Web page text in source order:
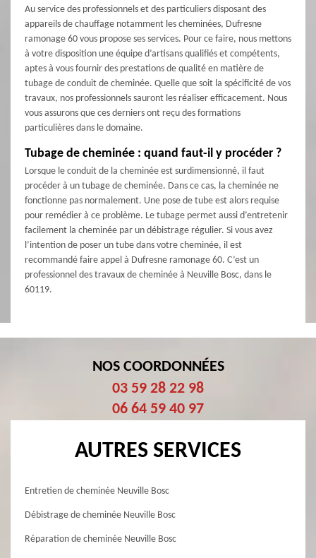
Au service des professionnels et des particuliers disposant des
appareils de chauffage notamment les cheminées, Dufresne
ramonage 60 vous propose ses services. Pour ce faire, nous mettons
à votre disposition une équipe d’artisans qualifiés et compétents,
aptes à vous fournir des prestations de qualité en matière de
tubage de conduit de cheminée. Quelle que soit la spécificité de vos
travaux, nos professionnels sauront les réaliser efficacement. Nous
vous assurons que ces derniers ont reçu des formations
particulières dans le domaine.
Tubage de cheminée : quand faut-il y procéder ?
Lorsque le conduit de la cheminée est surdimensionné, il faut
procéder à un tubage de cheminée. Dans ce cas, la cheminée ne
fonctionne pas normalement. Une pose de tube est alors requise
pour remédier à ce problème. Le tubage permet aussi d’entretenir
facilement la cheminée par un débistrage régulier. Si vous avez
l’intention de poser un tube dans votre cheminée, il est
recommandé faire appel à Dufresne ramonage 60. C’est un
professionnel des travaux de cheminée à Neuville Bosc, dans le
60119.
NOS COORDONNÉES
03 59 28 22 98
06 64 59 40 97
AUTRES SERVICES
Entretien de cheminée Neuville Bosc
Débistrage de cheminée Neuville Bosc
Réparation de cheminée Neuville Bosc